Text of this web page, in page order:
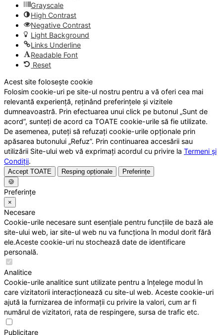
Grayscale
High Contrast
Negative Contrast
Light Background
Links Underline
Readable Font
Reset
Acest site folosește cookie
Folosim cookie-uri pe site-ul nostru pentru a vă oferi cea mai
relevantă experiență, reținând preferințele și vizitele
dumneavoastră. Prin efectuarea unui click pe butonul „Sunt de
acord”, sunteți de acord ca TOATE cookie-urile să fie utilizate.
De asemenea, puteți să refuzați cookie-urile opționale prin
apăsarea butonului „Refuz”. Prin continuarea accesării sau
utilizării Site-ului web vă exprimați acordul cu privire la Termeni și
Condiții.
Accept TOATE Resping opționale
Preferințe
🍪
Preferințe
×
Necesare
Cookie-urile necesare sunt esențiale pentru funcțiile de bază ale
site-ului web, iar site-ul web nu va funcționa în modul dorit fără
ele.Aceste cookie-uri nu stochează date de identificare
personală.
Analitice
Cookie-urile analitice sunt utilizate pentru a înțelege modul în
care vizitatorii interacționează cu site-ul web. Aceste cookie-uri
ajută la furnizarea de informații cu privire la valori, cum ar fi
numărul de vizitatori, rata de respingere, sursa de trafic etc.
Publicitare